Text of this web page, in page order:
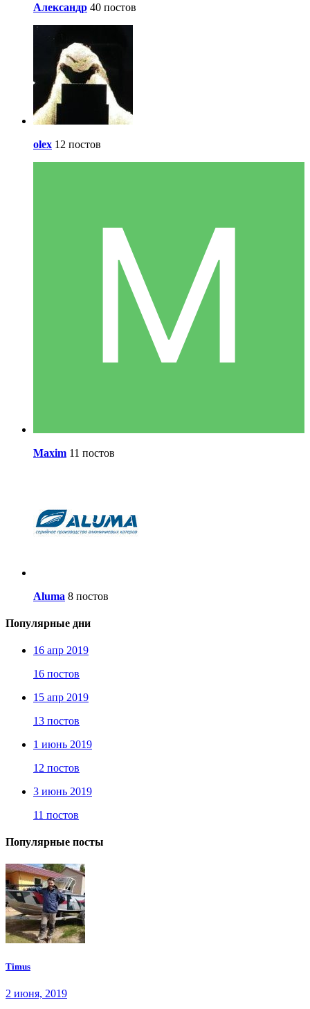
Александр 40 постов
olex 12 постов
Maxim 11 постов
Aluma 8 постов
Популярные дни
16 апр 2019
16 постов
15 апр 2019
13 постов
1 июнь 2019
12 постов
3 июнь 2019
11 постов
Популярные посты
Timus
2 июня, 2019